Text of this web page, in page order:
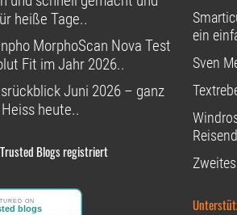
heiße Tage..
MorphoScan Nova Test
Fit im Jahr 2026..
Juni 2026 – ganz
heute..
Blogs registriert
ein
Sven